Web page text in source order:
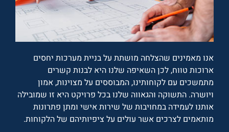
אנו מאמינים שהצלחה מושתת על בניית מערכות יחסים
ארוכות טווח, לכן השאיפה שלנו היא לבנות קשרים
מתמשכים עם לקוחותינו, המבוססים על מצוינות, אמון
ויושרה. התשוקה והגאווה שלנו בכל פרויקט היא זו שמובילה
אותנו לעמידה במחויבות של שירות אישי ומתן פתרונות
מותאמים לצרכים אשר עולים על ציפיותיהם של הלקוחות.